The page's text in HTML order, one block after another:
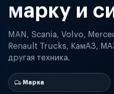
марку и
MAN, Scania, Volvo,
Renault Trucks, КамАЗ,
другая техника.
Марка